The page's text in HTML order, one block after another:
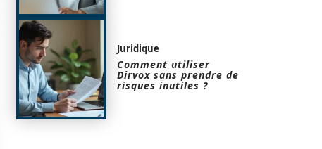
Juridique
Comment utiliser
Dirvox sans prendre de
risques inutiles ?